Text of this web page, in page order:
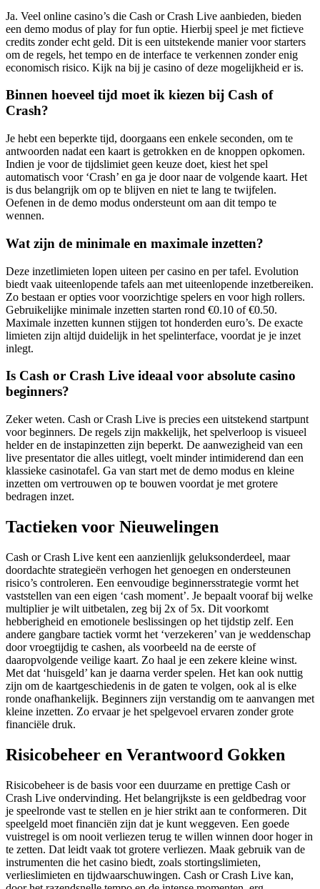
Ja. Veel online casino’s die Cash or Crash Live aanbieden, bieden
een demo modus of play for fun optie. Hierbij speel je met fictieve
credits zonder echt geld. Dit is een uitstekende manier voor starters
om de regels, het tempo en de interface te verkennen zonder enig
economisch risico. Kijk na bij je casino of deze mogelijkheid er is.
Binnen hoeveel tijd moet ik kiezen bij Cash of
Crash?
Je hebt een beperkte tijd, doorgaans een enkele seconden, om te
antwoorden nadat een kaart is getrokken en de knoppen opkomen.
Indien je voor de tijdslimiet geen keuze doet, kiest het spel
automatisch voor ‘Crash’ en ga je door naar de volgende kaart. Het
is dus belangrijk om op te blijven en niet te lang te twijfelen.
Oefenen in de demo modus ondersteunt om aan dit tempo te
wennen.
Wat zijn de minimale en maximale inzetten?
Deze inzetlimieten lopen uiteen per casino en per tafel. Evolution
biedt vaak uiteenlopende tafels aan met uiteenlopende inzetbereiken.
Zo bestaan er opties voor voorzichtige spelers en voor high rollers.
Gebruikelijke minimale inzetten starten rond €0.10 of €0.50.
Maximale inzetten kunnen stijgen tot honderden euro’s. De exacte
limieten zijn altijd duidelijk in het spelinterface, voordat je je inzet
inlegt.
Is Cash or Crash Live ideaal voor absolute casino
beginners?
Zeker weten. Cash or Crash Live is precies een uitstekend startpunt
voor beginners. De regels zijn makkelijk, het spelverloop is visueel
helder en de instapinzetten zijn beperkt. De aanwezigheid van een
live presentator die alles uitlegt, voelt minder intimiderend dan een
klassieke casinotafel. Ga van start met de demo modus en kleine
inzetten om vertrouwen op te bouwen voordat je met grotere
bedragen inzet.
Tactieken voor Nieuwelingen
Cash or Crash Live kent een aanzienlijk geluksonderdeel, maar
doordachte strategieën verhogen het genoegen en ondersteunen
risico’s controleren. Een eenvoudige beginnersstrategie vormt het
vaststellen van een eigen ‘cash moment’. Je bepaalt vooraf bij welke
multiplier je wilt uitbetalen, zeg bij 2x of 5x. Dit voorkomt
hebberigheid en emotionele beslissingen op het tijdstip zelf. Een
andere gangbare tactiek vormt het ‘verzekeren’ van je weddenschap
door vroegtijdig te cashen, als voorbeeld na de eerste of
daaropvolgende veilige kaart. Zo haal je een zekere kleine winst.
Met dat ‘huisgeld’ kan je daarna verder spelen. Het kan ook nuttig
zijn om de kaartgeschiedenis in de gaten te volgen, ook al is elke
ronde onafhankelijk. Beginners zijn verstandig om te aanvangen met
kleine inzetten. Zo ervaar je het spelgevoel ervaren zonder grote
financiële druk.
Risicobeheer en Verantwoord Gokken
Risicobeheer is de basis voor een duurzame en prettige Cash or
Crash Live ondervinding. Het belangrijkste is een geldbedrag voor
je speelronde vast te stellen en je hier strikt aan te conformeren. Dit
speelgeld moet financiën zijn dat je kunt weggeven. Een goede
vuistregel is om nooit verliezen terug te willen winnen door hoger in
te zetten. Dat leidt vaak tot grotere verliezen. Maak gebruik van de
instrumenten die het casino biedt, zoals stortingslimieten,
verlieslimieten en tijdwaarschuwingen. Cash or Crash Live kan,